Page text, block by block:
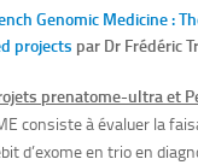
Genomic Medicine :
projects par Dr Frédéric
prenatome-ultra et
consiste à évaluer la
d’exome en trio en